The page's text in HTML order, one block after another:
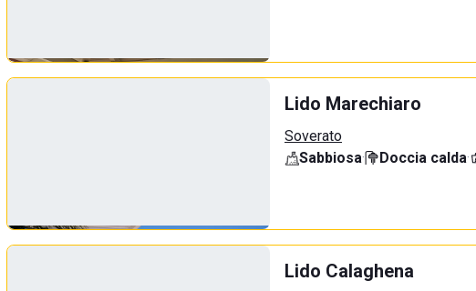
Lido Marechiaro
Soverato
Sabbiosa· Doccia calda·
Lido Calaghena